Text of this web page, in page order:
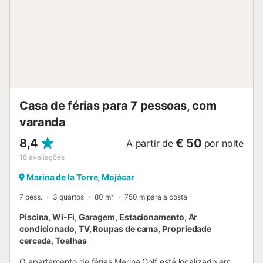
Casa de férias para 7 pessoas, com
varanda
8,4
18 avaliações
A partir de € 50 por noite
Marina de la Torre, Mojácar
7 pess. 3 quartos 80 m² 750 m para a costa
Piscina, Wi-Fi, Garagem, Estacionamento, Ar
condicionado, TV, Roupas de cama, Propriedade
cercada, Toalhas